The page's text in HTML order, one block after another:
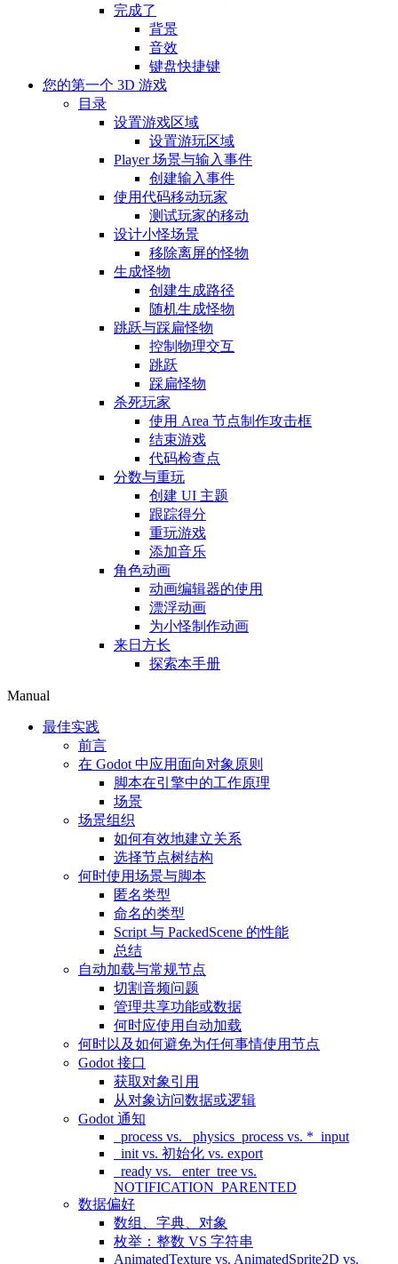
完成了
背景
音效
键盘快捷键
您的第一个 3D 游戏
目录
设置游戏区域
设置游玩区域
Player 场景与输入事件
创建输入事件
使用代码移动玩家
测试玩家的移动
设计小怪场景
移除离屏的怪物
生成怪物
创建生成路径
随机生成怪物
跳跃与踩扁怪物
控制物理交互
跳跃
踩扁怪物
杀死玩家
使用 Area 节点制作攻击框
结束游戏
代码检查点
分数与重玩
创建 UI 主题
跟踪得分
重玩游戏
添加音乐
角色动画
动画编辑器的使用
漂浮动画
为小怪制作动画
来日方长
探索本手册
Manual
最佳实践
前言
在 Godot 中应用面向对象原则
脚本在引擎中的工作原理
场景
场景组织
如何有效地建立关系
选择节点树结构
何时使用场景与脚本
匿名类型
命名的类型
Script 与 PackedScene 的性能
总结
自动加载与常规节点
切割音频问题
管理共享功能或数据
何时应使用自动加载
何时以及如何避免为任何事情使用节点
Godot 接口
获取对象引用
从对象访问数据或逻辑
Godot 通知
_process vs. _physics_process vs. *_input
_init vs. 初始化 vs. export
_ready vs. _enter_tree vs.
NOTIFICATION_PARENTED
数据偏好
数组、字典、对象
枚举：整数 VS 字符串
AnimatedTexture vs. AnimatedSprite2D vs.